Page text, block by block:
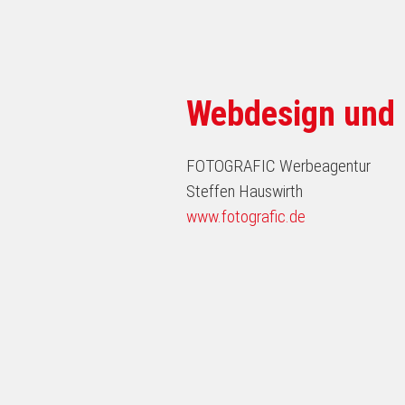
Webdesign und
FOTOGRAFIC Werbeagentur
Steffen Hauswirth
www.fotografic.de